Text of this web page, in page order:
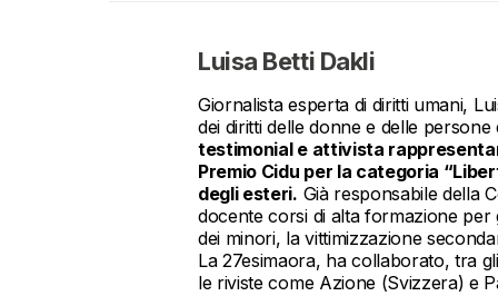
Luisa Betti Dakli
Giornalista esperta di diritti umani,
dei diritti delle donne e delle
testimonial e attivista
Premio Cidu per la categoria
degli esteri. Già responsabile della
docente corsi di alta formazione per
dei minori, la vittimizzazione
La 27esimaora, ha collaborato, tra
le riviste come Azione (Svizzera) e